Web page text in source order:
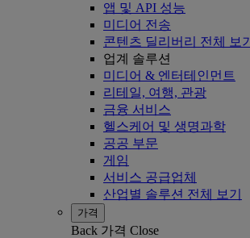
앱 및 API 성능
미디어 전송
콘텐츠 딜리버리 전체 보기
업계 솔루션
미디어 & 엔터테인먼트
리테일, 여행, 관광
금융 서비스
헬스케어 및 생명과학
공공 부문
게임
서비스 공급업체
산업별 솔루션 전체 보기
가격
Back 가격 Close